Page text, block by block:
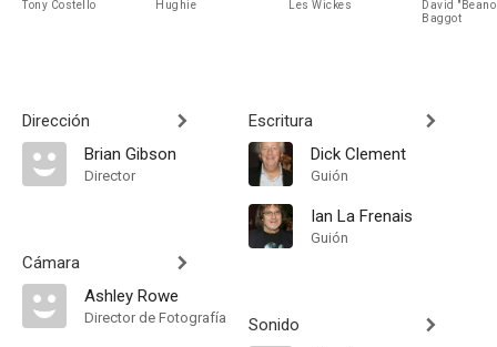
Tony Costello Hughie Les Wickes
David
Baggot
Dirección
Brian Gibson
Director
Cámara
Ashley Rowe
Director de Fotografía
Escritura
Dick Clement
Guión
Ian La Frenais
Guión
Sonido